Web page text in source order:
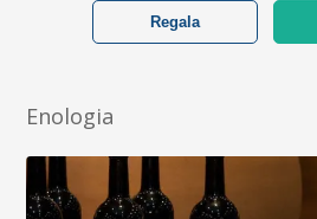
Regala
Enologia